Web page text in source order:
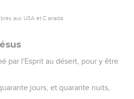
aux USA et C anada.
par l'Esprit au désert, pour y être
jours, et quarante nuits,